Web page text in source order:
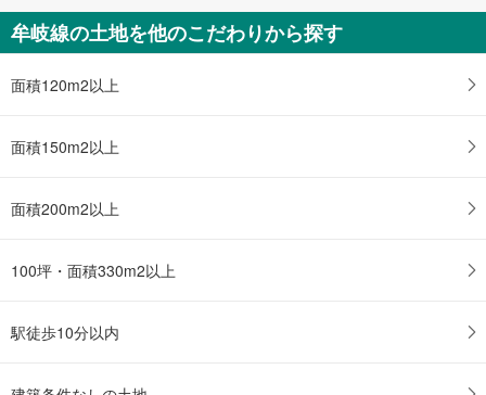
4,800万円
2K
牟岐線の土地を他のこだわりから探す
面積120m2以上
面積150m2以上
面積200m2以上
100坪・面積330m2以上
駅徒歩10分以内